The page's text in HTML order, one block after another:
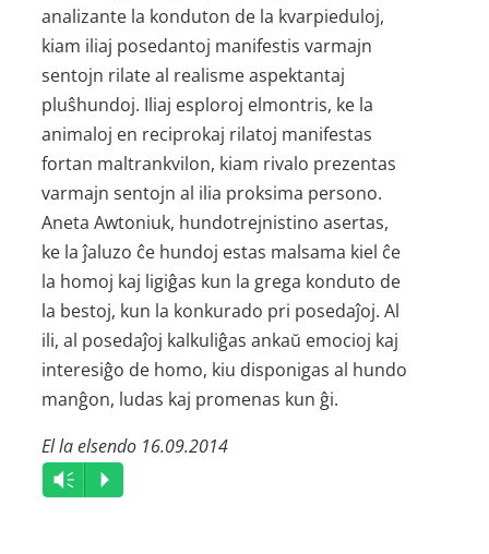
analizante la konduton de la kvarpieduloj,
kiam iliaj posedantoj manifestis varmajn
sentojn rilate al realisme aspektantaj
pluŝhundoj. Iliaj esploroj elmontris, ke la
animaloj en reciprokaj rilatoj manifestas
fortan maltrankvilon, kiam rivalo prezentas
varmajn sentojn al ilia proksima persono.
Aneta Awtoniuk, hundotrejnistino asertas,
ke la ĵaluzo ĉe hundoj estas malsama kiel ĉe
la homoj kaj ligiĝas kun la grega konduto de
la bestoj, kun la konkurado pri posedaĵoj. Al
ili, al posedaĵoj kalkuliĝas ankaŭ emocioj kaj
interesiĝo de homo, kiu disponigas al hundo
manĝon, ludas kaj promenas kun ĝi.
El la elsendo 16.09.2014
Audio
Player
Vm P